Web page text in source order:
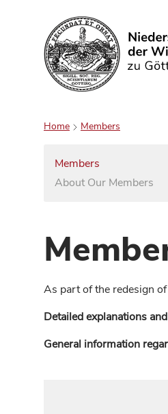
Search
Home Members
Members
About Our Members
As part of the redesign
Detailed explanations
General information